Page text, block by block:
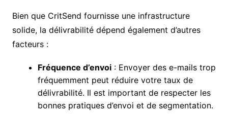
Bien que CritSend fournisse une infrastructure
solide, la délivrabilité dépend également d’autres
facteurs :
Fréquence d’envoi: Envoyer des e-mails trop
fréquemment peut réduire votre taux de
délivrabilité. Il est important de respecter les
bonnes pratiques d’envoi et de segmentation.